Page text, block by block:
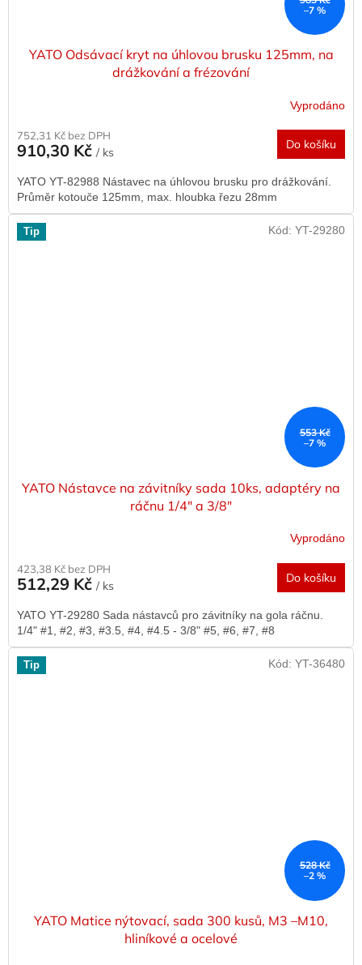
–7 %
YATO Odsávací kryt na úhlovou brusku 125mm, na
drážkování a frézování
Vyprodáno
752,31 Kč bez DPH
910,30 Kč / ks
Do košíku
YATO YT-82988 Nástavec na úhlovou brusku pro drážkování.
Průměr kotouče 125mm, max. hloubka řezu 28mm
Tip
553 Kč
–7 %
YATO Nástavce na závitníky sada 10ks, adaptéry na
ráčnu 1/4" a 3/8"
Vyprodáno
423,38 Kč bez DPH
512,29 Kč / ks
Do košíku
YATO YT-29280 Sada nástavců pro závitníky na gola ráčnu.
1/4" #1, #2, #3, #3.5, #4, #4.5 - 3/8" #5, #6, #7, #8
Kód: YT-29280
Tip
528 Kč
–2 %
YATO Matice nýtovací, sada 300 kusů, M3 –M10,
hliníkové a ocelové
Kód: YT-36480